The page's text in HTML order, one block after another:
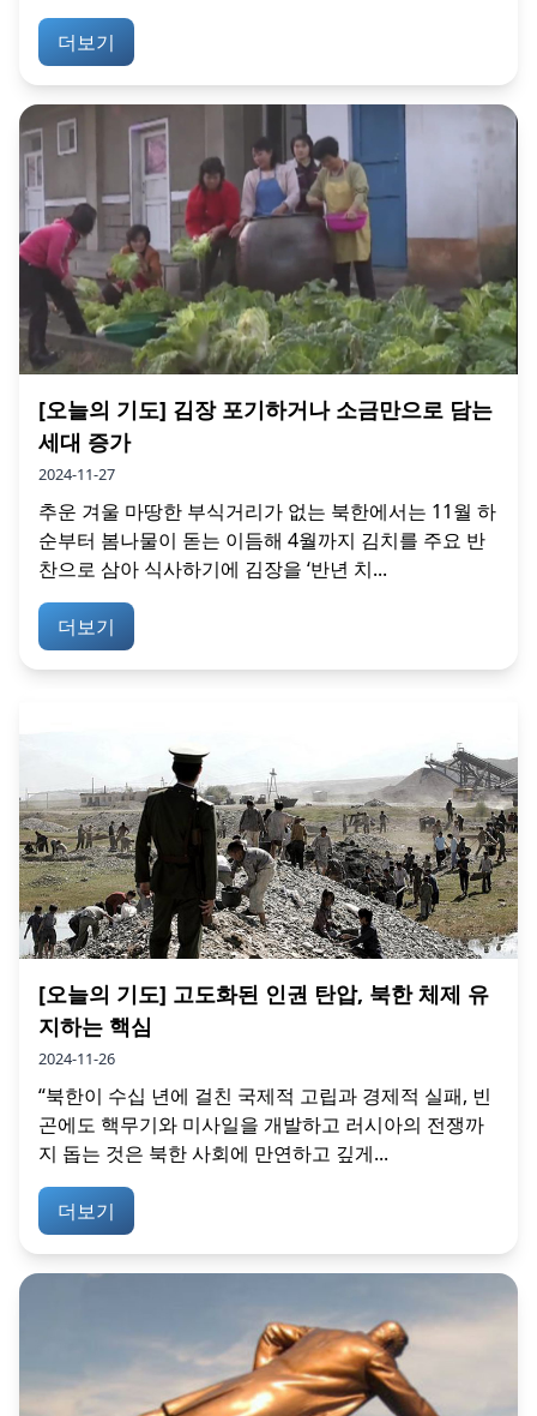
더보기
[오늘의 기도] 김장 포기하거나 소금만으로 담는
세대 증가
2024-11-27
추운 겨울 마땅한 부식거리가 없는 북한에서는 11월 하
순부터 봄나물이 돋는 이듬해 4월까지 김치를 주요 반
찬으로 삼아 식사하기에 김장을 ‘반년 치...
더보기
[오늘의 기도] 고도화된 인권 탄압, 북한 체제 유
지하는 핵심
2024-11-26
“북한이 수십 년에 걸친 국제적 고립과 경제적 실패, 빈
곤에도 핵무기와 미사일을 개발하고 러시아의 전쟁까
지 돕는 것은 북한 사회에 만연하고 깊게...
더보기